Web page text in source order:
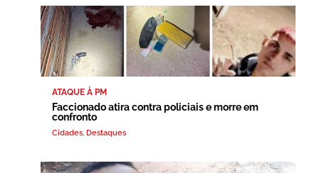
ATAQUE À PM
Faccionado atira contra policiais e morre em
confronto
Cidades, Destaques